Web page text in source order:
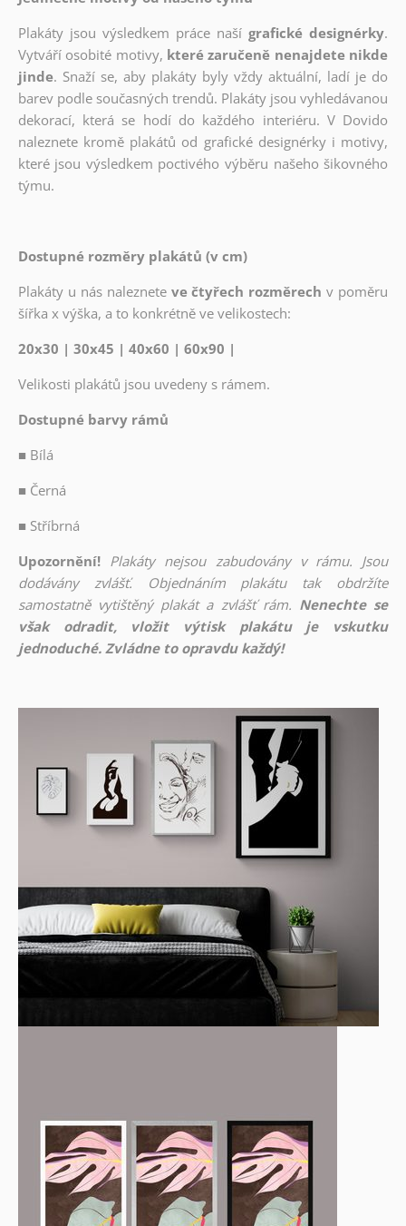
Plakáty jsou výsledkem práce naší grafické designérky.
Vytváří osobité motivy, které zaručeně nenajdete nikde
jinde. Snaží se, aby plakáty byly vždy aktuální, ladí je do
barev podle současných trendů. Plakáty jsou vyhledávanou
dekorací, která se hodí do každého interiéru. V Dovido
naleznete kromě plakátů od grafické designérky i motivy,
které jsou výsledkem poctivého výběru našeho šikovného
týmu.
Dostupné rozměry plakátů (v cm)
Plakáty u nás naleznete ve čtyřech rozměrech v poměru
šířka x výška, a to konkrétně ve velikostech:
20x30 | 30x45 | 40x60 | 60x90 |
Velikosti plakátů jsou uvedeny s rámem.
Dostupné barvy rámů
■ Bílá
■ Černá
■ Stříbrná
Upozornění! Plakáty nejsou zabudovány v rámu. Jsou
dodávány zvlášť. Objednáním plakátu tak obdržíte
samostatně vytištěný plakát a zvlášť rám. Nenechte se
však odradit, vložit výtisk plakátu je vskutku
jednoduché. Zvládne to opravdu každý!